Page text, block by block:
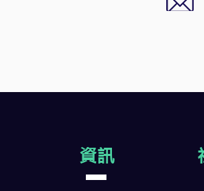
資訊